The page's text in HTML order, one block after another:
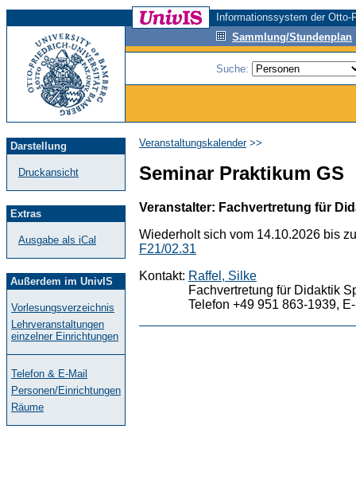
Informationssystem der
Sammlung/Stundenplan
Suche:
Darstellung
Druckansicht
Extras
Ausgabe als iCal
Außerdem im UnivIS
Vorlesungsverzeichnis
Lehrveranstaltungen
einzelner Einrichtungen
Telefon & E-Mail
Personen/Einrichtungen
Räume
Veranstaltungskalender>>
Seminar Praktikum GS
Veranstalter: Fachvertretung für
Wiederholt sich vom 14.10.2026 bis
F21/02.31
Kontakt: Raffel, Silke
Fachvertretung für Didaktik
Telefon +49 951 863-1939,